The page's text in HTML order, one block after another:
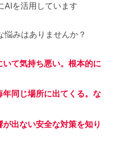
AIを活用しています
悩みはありませんか？
いて気持ち悪い。根本的に
年同じ場所に出てくる。な
が出ない安全な対策を知り